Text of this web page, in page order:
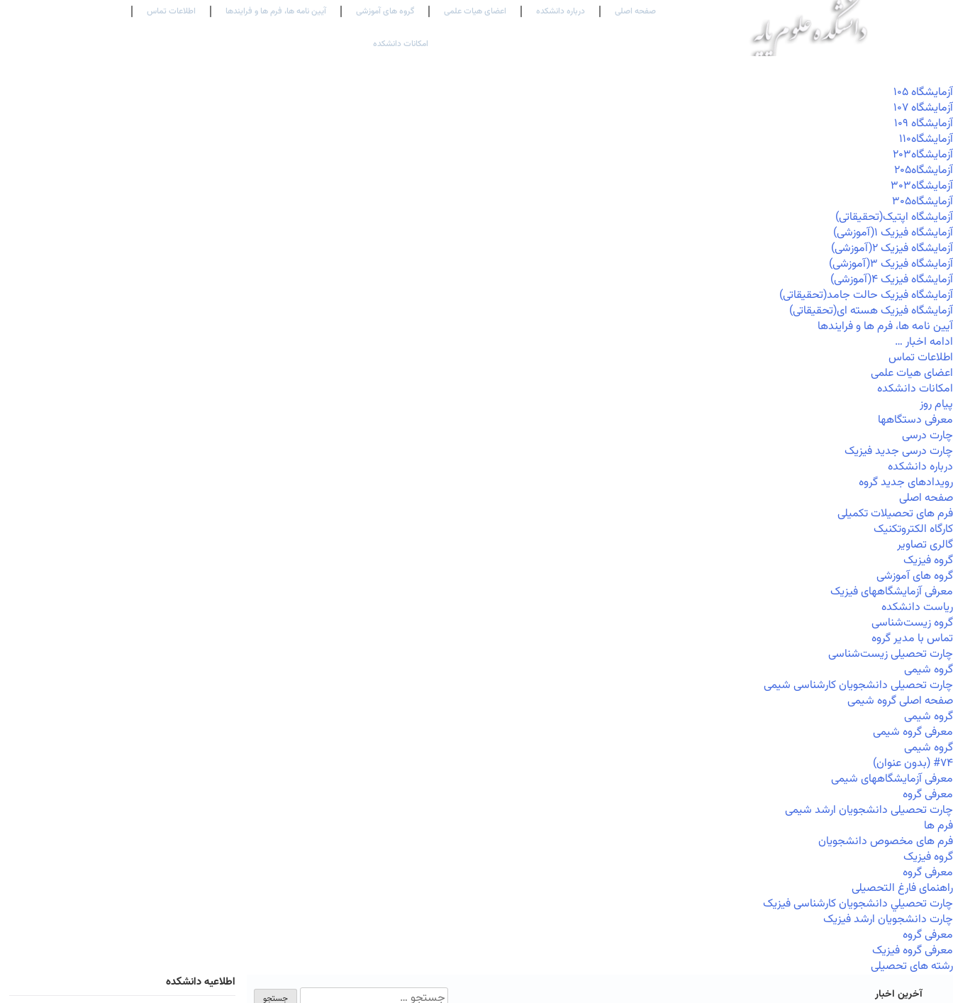
صفحه اصلی درباره دانشکده اعضای هیات علمی گروه های آموزشی آیین نامه ها، فرم ها و فرایندها اطلاعات تماس
امکانات دانشکده
آزمايشگاه ۱۰۵
آزمايشگاه ۱۰۷
آزمايشگاه ۱۰۹
آزمايشگاه۱۱۰
آزمايشگاه۲۰۳
آزمايشگاه۲۰۵
آزمايشگاه۳۰۳
آزمايشگاه۳۰۵
آزمایشگاه اپتیک(تحقیقاتی)
آزمایشگاه فیزیک ۱(آموزشی)
آزمایشگاه فیزیک ۲(آموزشی)
آزمایشگاه فیزیک ۳(آموزشی)
آزمایشگاه فیزیک ۴(آموزشی)
آزمایشگاه فیزیک حالت جامد(تحقیقاتی)
آزمایشگاه فیزیک هسته ای(تحقیقاتی)
آیین نامه ها، فرم ها و فرایندها
ادامه اخبار …
اطلاعات تماس
اعضای هیات علمی
امکانات دانشکده
پیام روز
معرفی دستگاهها
چارت درسی
چارت درسی جدید فیزیک
درباره دانشکده
رویدادهای جدید گروه
صفحه اصلی
فرم های تحصیلات تکمیلی
کارگاه الکتروتکنیک
گالری تصاویر
گروه فیزیک
گروه های آموزشی
معرفی آزمایشگاههای فیزیک
ریاست دانشکده
گروه زیست‌شناسی
تماس با مدیر گروه
چارت تحصیلی زیست‌شناسی
گروه شیمی
چارت تحصیلی دانشجویان کارشناسی شیمی
صفحه اصلی گروه شیمی
گروه شیمی
معرفی گروه شیمی
گروه شیمی
#۷۴ (بدون عنوان)
معرفی آزمایشگاههای شیمی
معرفی گروه
چارت تحصیلی دانشجویان ارشد شیمی
فرم ها
فرم های مخصوص دانشجویان
گروه فیزیک
معرفی گروه
راهنمای فارغ التحصیلی
چارت تحصيلي دانشجویان کارشناسی فیزیک
چارت دانشجویان ارشد فیزیک
معرفی گروه
معرفی گروه فیزیک
رشته های تحصیلی
آخرین اخبار
اطلاعیه دانشکده